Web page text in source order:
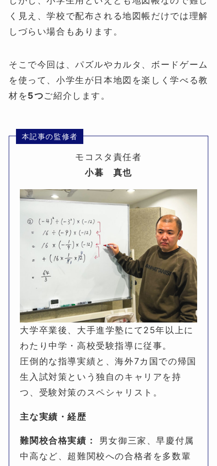
く見え、学校で配布される地図帳だけでは理解
しづらい場合もあります。
そこで今回は、パズルやカルタ、ボードゲーム
を使って、小学生が日本地図を楽しく学べる教
材を5つご紹介します。
本記事の監修者
モコスタ責任者
小暮 真也
大学卒業後、大手進学塾にて25年以上に
わたり中学・高校受験指導に従事。
圧倒的な指導実績と、海外7カ国での帰国
生入試対策という独自のキャリアを持
つ、受験対策のスペシャリスト。
主な実績・経歴
難関校合格実績：
男女御三家、早慶付属
中高など、超難関校への合格者を多数輩